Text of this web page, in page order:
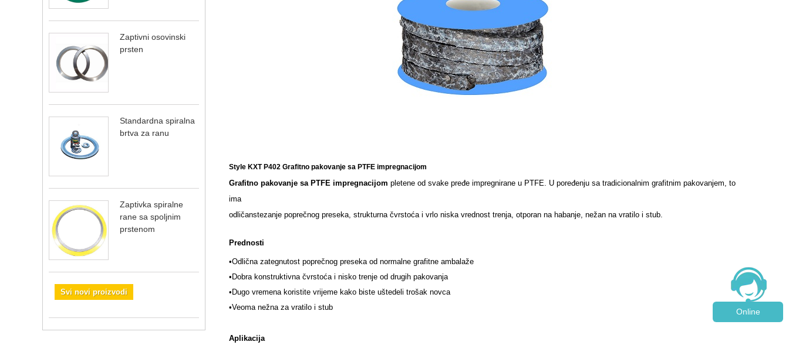
Zaptivni osovinski
prsten
Standardna spiralna
brtva za ranu
Zaptivka spiralne
rane sa spoljnim
prstenom
Svi novi proizvodi
Style KXT P402 Grafitno pakovanje sa PTFE impregnacijom
Grafitno pakovanje sa PTFE impregnacijom pletene od svake pređe impregnirane u PTFE. U poređenju sa tradicionalnim grafitnim pakovanjem, to
ima
odličanstezanje poprečnog preseka, strukturna čvrstoća i vrlo niska vrednost trenja, otporan na habanje, nežan na vratilo i stub.
Prednosti
•Odlična zategnutost poprečnog preseka od normalne grafitne ambalaže
•Dobra konstruktivna čvrstoća i nisko trenje od drugih pakovanja
•Dugo vremena koristite vrijeme kako biste uštedeli trošak novca
•Veoma nežna za vratilo i stub
Aplikacija
Online